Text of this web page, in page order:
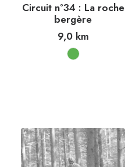
Circuit n°34 : La roche
bergère
9,0km